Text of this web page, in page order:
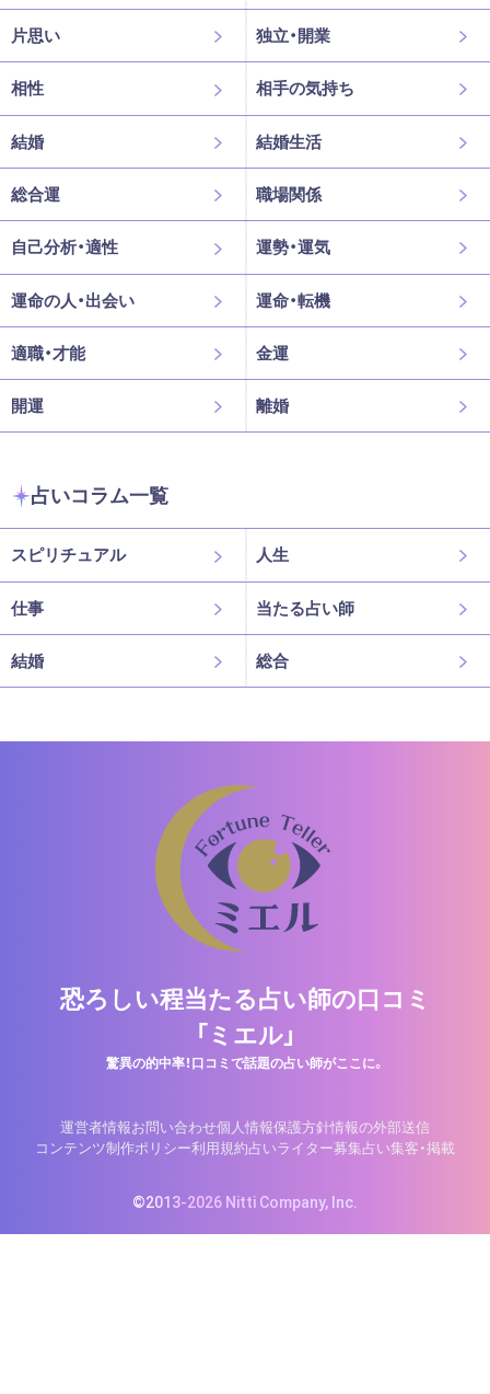
片思い 独立・開業
相性 相手の気持ち
結婚 結婚生活
総合運 職場関係
自己分析・適性 運勢・運気
運命の人・出会い 運命・転機
適職・才能 金運
開運 離婚
占いコラム一覧
スピリチュアル 人生
仕事 当たる占い師
結婚 総合
恐ろしい程当たる占い師の口コミ
「ミエル」
驚異の的中率！口コミで話題の占い師がここに。
運営者情報お問い合わせ個人情報保護方針情報の外部送信
コンテンツ制作ポリシー利用規約占いライター募集占い集客・掲載
©2013-2026 Nitti Company, Inc.